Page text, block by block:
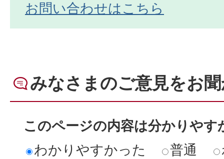
お問い合わせはこちら
みなさまのご意見をお
このページの内容は分かりやす
わかりやすかった
普通